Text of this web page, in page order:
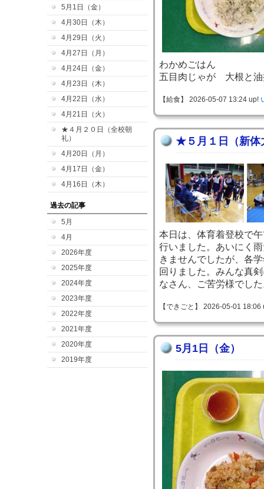
5月1日（金）
4月30日（木）
4月29日（火）
4月27日（月）
4月24日（金）
4月23日（木）
4月22日（水）
4月21日（火）
★４月２０日（全校朝
礼）
4月20日（月）
4月17日（金）
4月16日（木）
過去の記事
5月
4月
2026年度
2025年度
2024年度
2023年度
2022年度
2021年度
2020年度
2019年度
わかめごはん
五目肉じゃが 大根と油
【給食】 2026-05-07 13:24 up!
★５月１日（新体
本日は、体育着登校で
行いました。あいにく
きませんでしたが、各
回りました。みんな真
なさん、ご苦労様でし
【できごと】 2026-05-01
5月1日（金）